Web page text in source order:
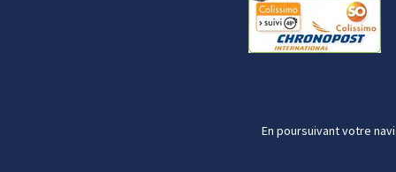
En poursuivant votre